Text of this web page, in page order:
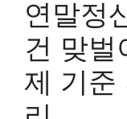
연말정
건 맞벌
제 기준